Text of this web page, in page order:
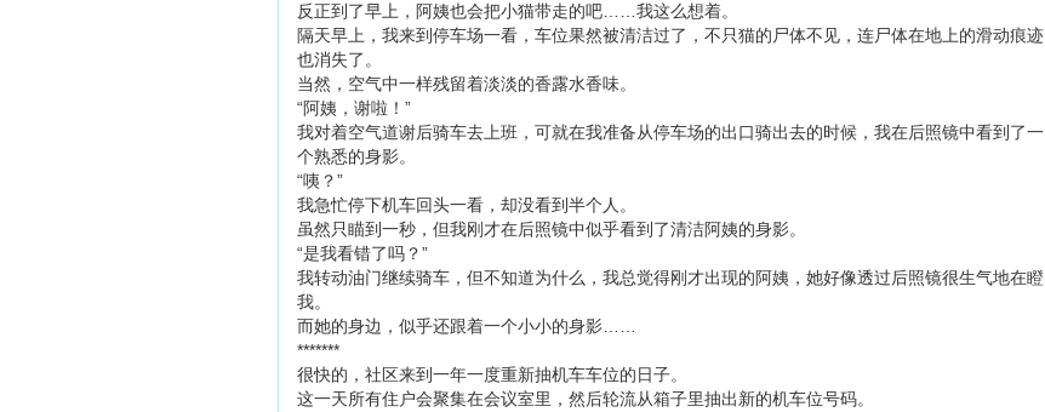
反正到了早上，阿姨也会把小猫带走的吧……我这么想着。
隔天早上，我来到停车场一看，车位果然被清洁过了，不只猫的尸体不见，连尸体在地上的滑动痕迹
也消失了。
当然，空气中一样残留着淡淡的香露水香味。
“阿姨，谢啦！”
我对着空气道谢后骑车去上班，可就在我准备从停车场的出口骑出去的时候，我在后照镜中看到了一
个熟悉的身影。
“咦？”
我急忙停下机车回头一看，却没看到半个人。
虽然只瞄到一秒，但我刚才在后照镜中似乎看到了清洁阿姨的身影。
“是我看错了吗？”
我转动油门继续骑车，但不知道为什么，我总觉得刚才出现的阿姨，她好像透过后照镜很生气地在瞪
我。
而她的身边，似乎还跟着一个小小的身影……
*******
很快的，社区来到一年一度重新抽机车车位的日子。
这一天所有住户会聚集在会议室里，然后轮流从箱子里抽出新的机车位号码。